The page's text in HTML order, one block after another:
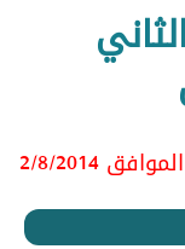
/2014